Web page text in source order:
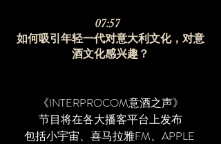
07:57
如何吸引年轻一代对意大利文化，对意
酒文化感兴趣？
《INTERPROCOM意酒之声》
节目将在各大播客平台上发布
包括小宇宙、喜马拉雅FM、APPLE